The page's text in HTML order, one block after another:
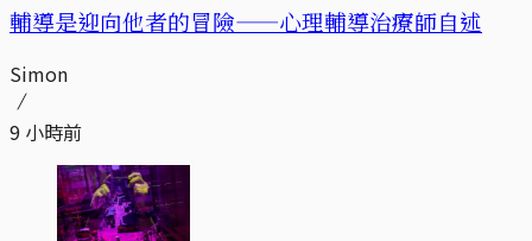
輔導是迎向他者的冒險——心理輔導治療師自述
Simon
9 小時前